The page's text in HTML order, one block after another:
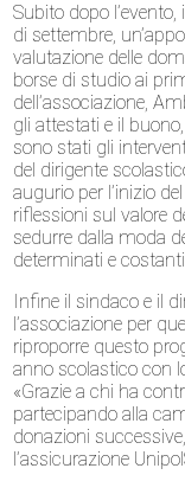
Subito dopo
di settembre,
valutazione delle
borse di studio ai
dell’associazione,
gli attestati e il
sono stati gli
del dirigente
augurio per l’inizio
riflessioni sul valore
sedurre dalla moda
determinati e
Infine il sindaco e il
l’associazione per
riproporre questo
anno scolastico con
«Grazie a chi ha
partecipando alla
donazioni
l’assicurazione